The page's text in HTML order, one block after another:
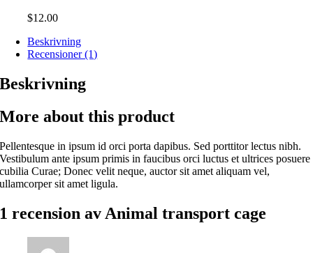
$12.00
Beskrivning
Recensioner (1)
Beskrivning
More about this product
Pellentesque in ipsum id orci porta dapibus. Sed porttitor lectus nibh.
Vestibulum ante ipsum primis in faucibus orci luctus et ultrices posuere
cubilia Curae; Donec velit neque, auctor sit amet aliquam vel,
ullamcorper sit amet ligula.
1 recension av Animal transport cage